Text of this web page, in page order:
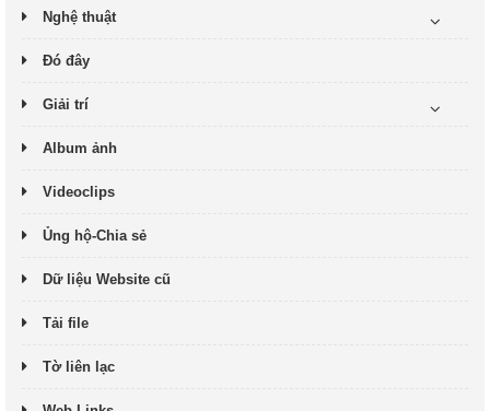
Nghệ thuật
Đó đây
Giải trí
Album ảnh
Videoclips
Ủng hộ-Chia sẻ
Dữ liệu Website cũ
Tải file
Tờ liên lạc